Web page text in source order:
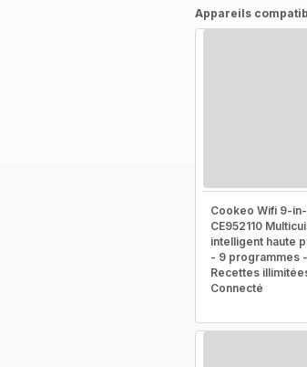
Appareils
Cookeo Wifi 9-in-
CE952110
intelligent haute
- 9 programmes -
Recettes
Connecté